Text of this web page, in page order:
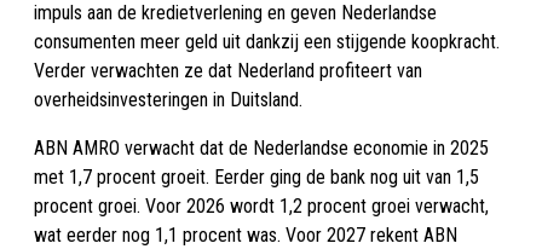
impuls aan de kredietverlening en geven Nederlandse
consumenten meer geld uit dankzij een stijgende koopkracht.
Verder verwachten ze dat Nederland profiteert van
overheidsinvesteringen in Duitsland.
ABN AMRO verwacht dat de Nederlandse economie in 2025
met 1,7 procent groeit. Eerder ging de bank nog uit van 1,5
procent groei. Voor 2026 wordt 1,2 procent groei verwacht,
wat eerder nog 1,1 procent was. Voor 2027 rekent ABN